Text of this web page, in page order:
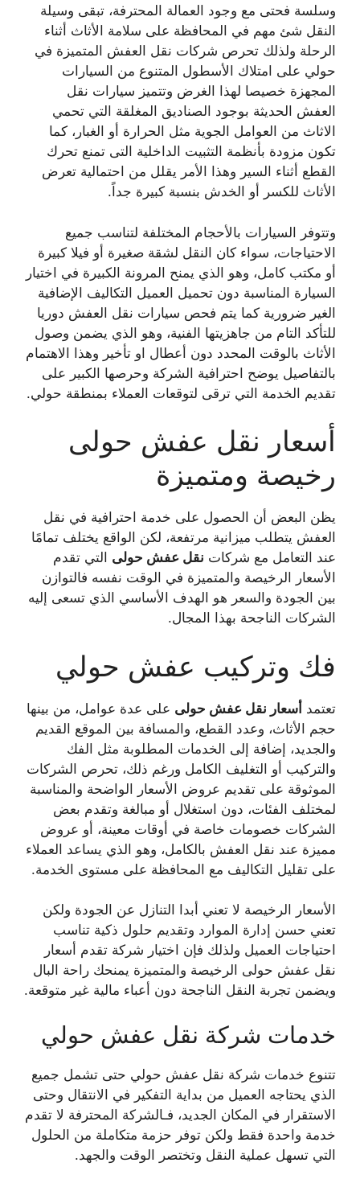
وسلسة فحتى مع وجود العمالة المحترفة، تبقى وسيلة
النقل شئ مهم في المحافظة على سلامة الأثاث أثناء
الرحلة ولذلك تحرص شركات نقل العفش المتميزة في
حولي على امتلاك الأسطول المتنوع من السيارات
المجهزة خصيصا لهذا الغرض وتتميز سيارات نقل
العفش الحديثة بوجود الصناديق المغلقة التي تحمي
الاثاث من العوامل الجوية مثل الحرارة أو الغبار، كما
تكون مزودة بأنظمة التثبيت الداخلية التى تمنع تحرك
القطع أثناء السير وهذا الأمر يقلل من احتمالية تعرض
الأثاث للكسر أو الخدش بنسبة كبيرة جداً.
وتتوفر السيارات بالأحجام المختلفة لتناسب جميع
الاحتياجات، سواء كان النقل لشقة صغيرة أو فيلا كبيرة
أو مكتب كامل، وهو الذي يمنح المرونة الكبيرة في اختيار
السيارة المناسبة دون تحميل العميل التكاليف الإضافية
الغير ضرورية كما يتم فحص سيارات نقل العفش دوريا
للتأكد التام من جاهزيتها الفنية، وهو الذي يضمن وصول
الأثاث بالوقت المحدد دون أعطال او تأخير وهذا الاهتمام
بالتفاصيل يوضح احترافية الشركة وحرصها الكبير على
تقديم الخدمة التي ترقى لتوقعات العملاء بمنطقة حولي.
أسعار نقل عفش حولى
رخيصة ومتميزة
يظن البعض أن الحصول على خدمة احترافية في نقل
العفش يتطلب ميزانية مرتفعة، لكن الواقع يختلف تمامًا
عند التعامل مع شركات نقل عفش حولى التي تقدم
الأسعار الرخيصة والمتميزة في الوقت نفسه فالتوازن
بين الجودة والسعر هو الهدف الأساسي الذي تسعى إليه
الشركات الناجحة بهذا المجال.
فك وتركيب عفش حولي
تعتمد أسعار نقل عفش حولى على عدة عوامل، من بينها
حجم الأثاث، وعدد القطع، والمسافة بين الموقع القديم
والجديد، إضافة إلى الخدمات المطلوبة مثل الفك
والتركيب أو التغليف الكامل ورغم ذلك، تحرص الشركات
الموثوقة على تقديم عروض الأسعار الواضحة والمناسبة
لمختلف الفئات، دون استغلال أو مبالغة وتقدم بعض
الشركات خصومات خاصة في أوقات معينة، أو عروض
مميزة عند نقل العفش بالكامل، وهو الذي يساعد العملاء
على تقليل التكاليف مع المحافظة على مستوى الخدمة.
الأسعار الرخيصة لا تعني أبدا التنازل عن الجودة ولكن
تعني حسن إدارة الموارد وتقديم حلول ذكية تناسب
احتياجات العميل ولذلك فإن اختيار شركة تقدم أسعار
نقل عفش حولى الرخيصة والمتميزة يمنحك راحة البال
ويضمن تجربة النقل الناجحة دون أعباء مالية غير متوقعة.
خدمات شركة نقل عفش حولي
تتنوع خدمات شركة نقل عفش حولي حتى تشمل جميع
الذي يحتاجه العميل من بداية التفكير في الانتقال وحتى
الاستقرار في المكان الجديد، فـالشركة المحترفة لا تقدم
خدمة واحدة فقط ولكن توفر حزمة متكاملة من الحلول
التي تسهل عملية النقل وتختصر الوقت والجهد.